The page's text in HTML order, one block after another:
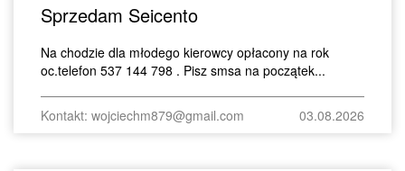
Sprzedam Seicento
Na chodzie dla młodego kierowcy opłacony na rok
oc.telefon 537 144 798 . Pisz smsa na początek...
Kontakt: wojciechm879@gmail.com 03.08.2026